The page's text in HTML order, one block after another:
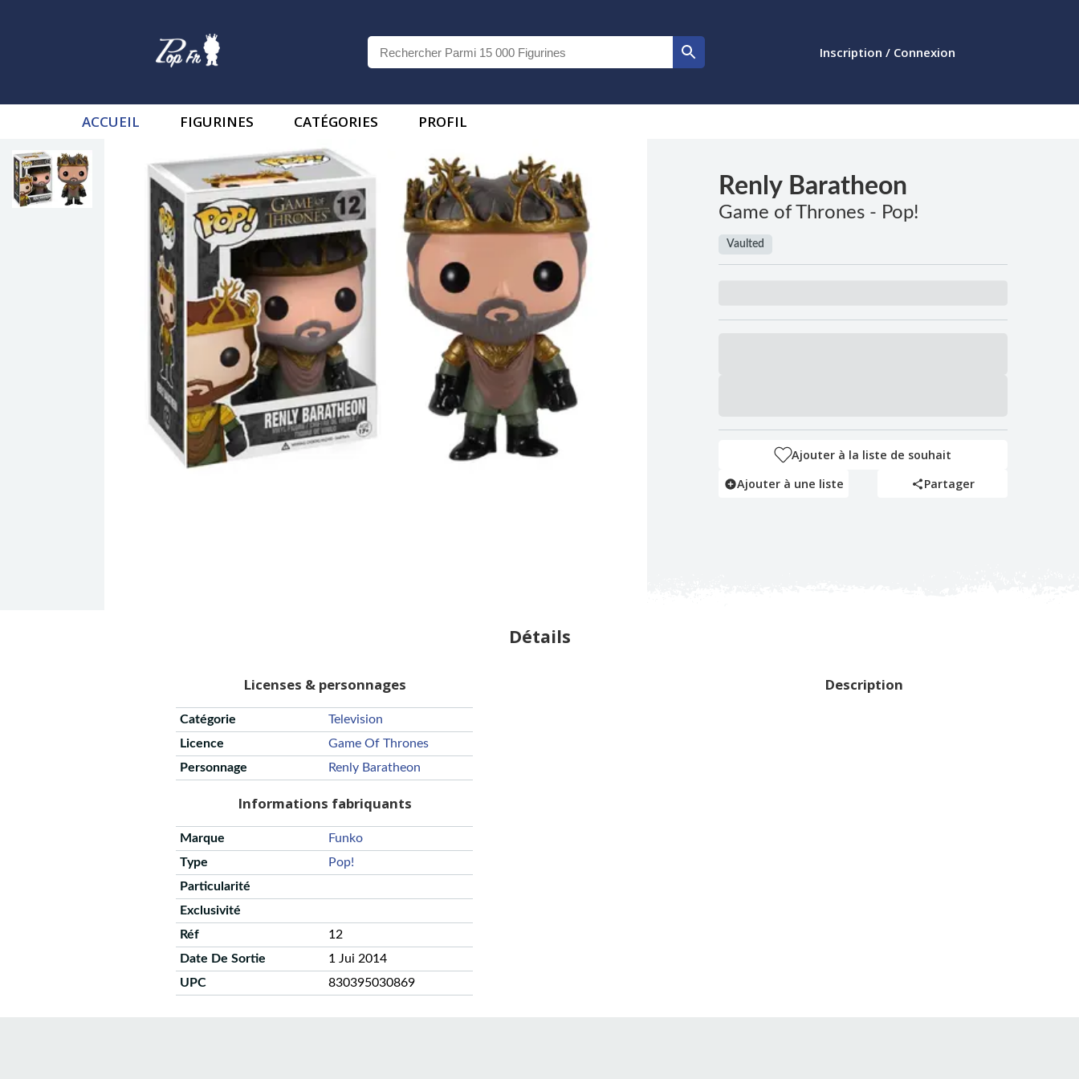
Inscription / Connexion
ACCUEIL FIGURINES CATÉGORIES PROFIL
Renly Baratheon
Game of Thrones - Pop!
Vaulted
Ajouter à la liste de souhait
Ajouter à une liste
Partager
Détails
Licenses & personnages
Catégorie
Television
Licence
Game Of Thrones
Personnage
Renly Baratheon
Informations fabriquants
Marque
Funko
Type
Pop!
Particularité
Exclusivité
Réf
12
Date De Sortie
1 Jui 2014
UPC
830395030869
Description